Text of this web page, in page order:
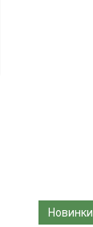
Новинки